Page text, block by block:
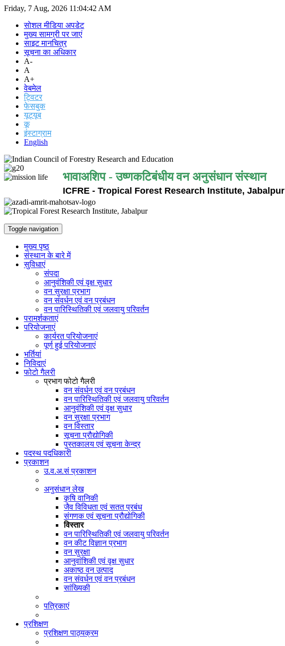
Friday, 7 Aug, 2026 11:04:42 AM
सोशल मीडिया अपडेट
मुख्य सामग्री पर जाएं
साइट मानचित्र
सूचना का अधिकार
A-
A
A+
वेबमेल
ट्विटर
फेसबुक
यूट्यूब
कू
इंस्टाग्राम
English
भावाअशिप - उष्णकटिबंधीय वन अनुसंधान संस्थान
ICFRE - Tropical Forest Research Institute, Jabalpur
Toggle navigation
मुख्य पृष्ठ
संस्थान के बारे में
सुविधाएं
संपदा
आनुवंशिकी एवं वृक्ष सुधार
वन सुरक्षा प्रभाग
वन संवर्धन एवं वन प्रबंधन
वन पारिस्थितिकी एवं जलवायु परिवर्तन
परामर्शकताएं
परियोजनाएं
कार्यरत परियोजनाएं
पूर्ण हुई परियोजनाएं
भर्तियां
निविदाएं
फोटो गैलरी
प्रभाग फोटो गैलरी
वन संवर्धन एवं वन प्रबंधन
वन पारिस्थितिकी एवं जलवायु परिवर्तन
आनुवंशिकी एवं वृक्ष सुधार
वन सुरक्षा प्रभाग
वन विस्तार
सूचना प्रौद्योगिकी
पुस्तकालय एवं सूचना केन्द्र
पदस्थ पदधिकारी
प्रकाशन
उ.व.अ.सं प्रकाशन
अनुसंधान लेख
कृषि वानिकी
जैव विविधता एवं सतत प्रबंध
संगणक एवं सूचना प्रौद्योगिकी
विस्तार
वन पारिस्थितिकी एवं जलवायु परिवर्तन
वन कीट विज्ञान प्रभाग
वन सुरक्षा
आनुवांशिकी एवं वृक्ष सुधार
अकाष्ठ वन उत्पाद
वन संवर्धन एवं वन प्रबंधन
सांख्यिकी
पत्रिकाएं
प्रशिक्षण
प्रशिक्षण पाठ्यक्रम